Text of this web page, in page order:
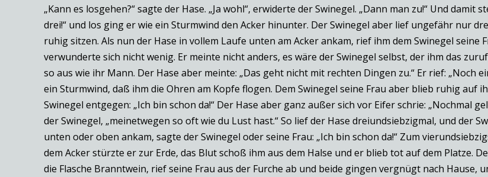
„Kann es losgehen?“ sagte der Hase. „Ja wohl“, erwiderte der Swinegel. „Dann man zu!“ Und damit
drei!“ und los ging er wie ein Sturmwind den Acker hinunter. Der Swinegel aber lief ungefähr nur
ruhig sitzen. Als nun der Hase in vollem Laufe unten am Acker ankam, rief ihm dem Swinegel seine
verwunderte sich nicht wenig. Er meinte nicht anders, es wäre der Swinegel selbst, der ihm das
so aus wie ihr Mann. Der Hase aber meinte: „Das geht nicht mit rechten Dingen zu.“ Er rief: „Noch
ein Sturmwind, daß ihm die Ohren am Kopfe flogen. Dem Swinegel seine Frau aber blieb ruhig auf
Swinegel entgegen: „Ich bin schon da!“ Der Hase aber ganz außer sich vor Eifer schrie: „Nochmal
der Swinegel, „meinetwegen so oft wie du Lust hast.“ So lief der Hase dreiundsiebzigmal, und der
unten oder oben ankam, sagte der Swinegel oder seine Frau: „Ich bin schon da!“ Zum
dem Acker stürzte er zur Erde, das Blut schoß ihm aus dem Halse und er blieb tot auf dem Platze.
die Flasche Branntwein, rief seine Frau aus der Furche ab und beide gingen vergnügt nach Hause,